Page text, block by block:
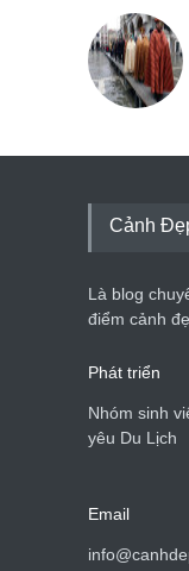
Cảnh
Là blog
điểm cảnh
Phát triển
Nhóm sinh
yêu Du Lịch
Email